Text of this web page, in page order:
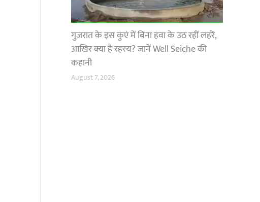
गुजरात के इस कुएं में बिना हवा के उठ रहीं लहरें,
आखिर क्या है रहस्य? जानें Well Seiche की
कहानी
August 7, 2026